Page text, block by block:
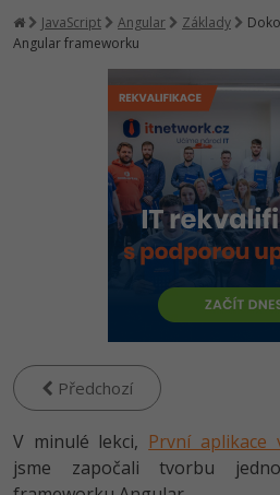
Workshopy zdarma
Umělá inteligence v
Datová analýza v praxi
Školení
Základy programování
Objektové
Umělá inteligence
HTML5, CSS3,
SQL a databáze
Testování a verzování
UML a návrhové vzory
Školení dle technologií
C# .NET
Java
JavaScript
Python
HTML / CSS
Kurzy IT profesí
Junior programátor
Programátor WWW
Senior programátor
Front-end developer
Vývojář mobilních
Specialista na AI a
C# Game developer
Webdesigner
Tester
Kurzy programování
Jak začít?
Java -80%
C#.NET -80%
Python -80%
JavaScript -80%
PHP
-80%
Swift -80%
JavaScript Angular Základy
Angular frameworku
Předchozí
V minulé lekci, První aplikace
jsme započali tvorbu